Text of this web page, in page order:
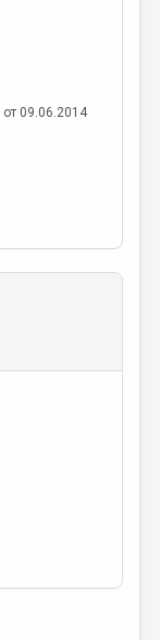
09.06.2014